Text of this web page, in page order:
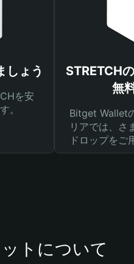
しょう
を安
。
STRETCH
無
Bitget Wallet
リアでは、さ
ドロップをご
トについて